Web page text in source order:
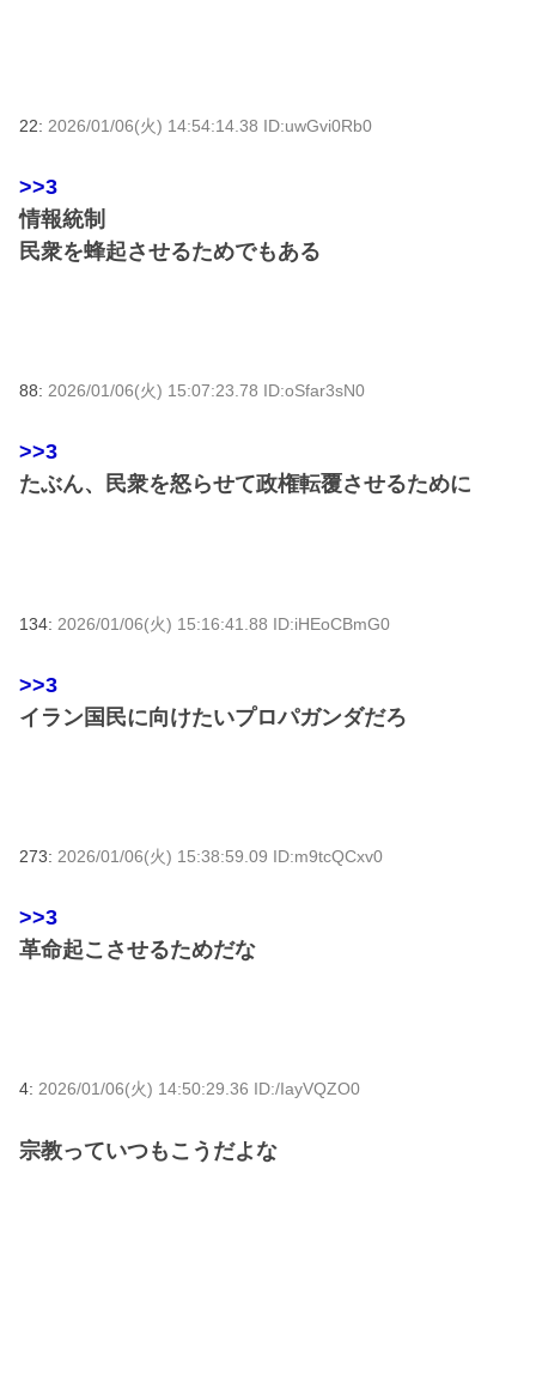
22: 2026/01/06(火) 14:54:14.38 ID:uwGvi0Rb0
>>3
情報統制
民衆を蜂起させるためでもある
88: 2026/01/06(火) 15:07:23.78 ID:oSfar3sN0
>>3
たぶん、民衆を怒らせて政権転覆させるために
134: 2026/01/06(火) 15:16:41.88 ID:iHEoCBmG0
>>3
イラン国民に向けたいプロパガンダだろ
273: 2026/01/06(火) 15:38:59.09 ID:m9tcQCxv0
>>3
革命起こさせるためだな
4: 2026/01/06(火) 14:50:29.36 ID:/IayVQZO0
宗教っていつもこうだよな